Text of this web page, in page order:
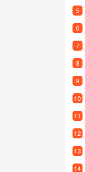
5
6
7
8
9
10
11
12
13
14